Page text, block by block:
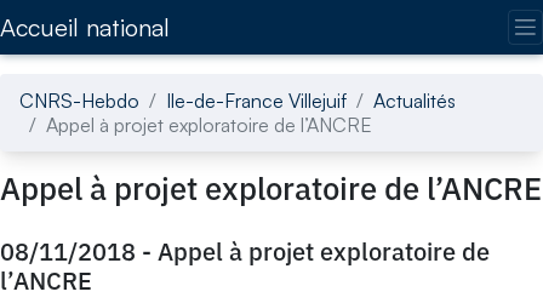
Accueil national
CNRS-Hebdo Ile-de-France Villejuif
Actualités
Appel à projet exploratoire de l’ANCRE
Appel à projet exploratoire de l’ANCRE
08/11/2018 - Appel à projet exploratoire de
l’ANCRE